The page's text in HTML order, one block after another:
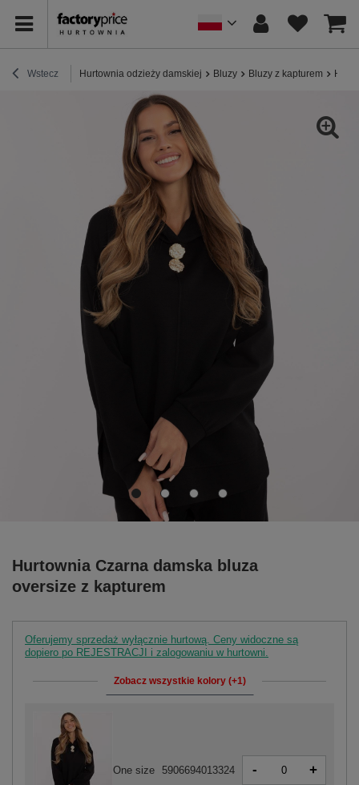
Wstecz Hurtownia odzieży damskiej Bluzy Bluzy z kapturem
Hurtownia Czarna damska bluza
oversize z kapturem
Oferujemy sprzedaż wyłącznie hurtową. Ceny widoczne są
dopiero po REJESTRACJI i zalogowaniu w hurtowni.
Zobacz wszystkie kolory (+1)
One size 5906694013324 - +